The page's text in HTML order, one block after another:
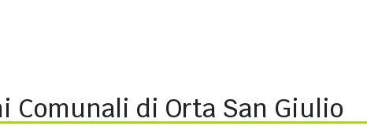
Comunali di Orta San Giulio